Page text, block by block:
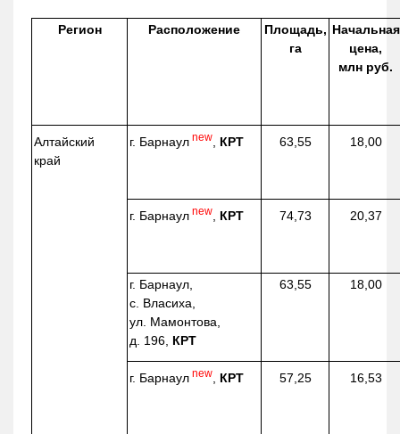
Регион Расположение
Площадь,
га
Начальная
цена,
млн руб.
Алтайский
край
г. Барнаул new КРТ 63,55 18,00
г. Барнаул new КРТ 74,73 20,37
г. Барнаул,
с. Власиха,
ул. Мамонтова,
д. 196, КРТ
63,55 18,00
г. Барнаул new КРТ 57,25 16,53